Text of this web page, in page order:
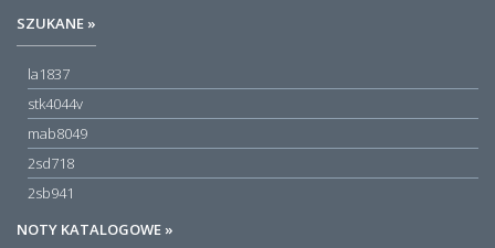
SZUKANE »
la1837
stk4044v
mab8049
2sd718
2sb941
NOTY KATALOGOWE »